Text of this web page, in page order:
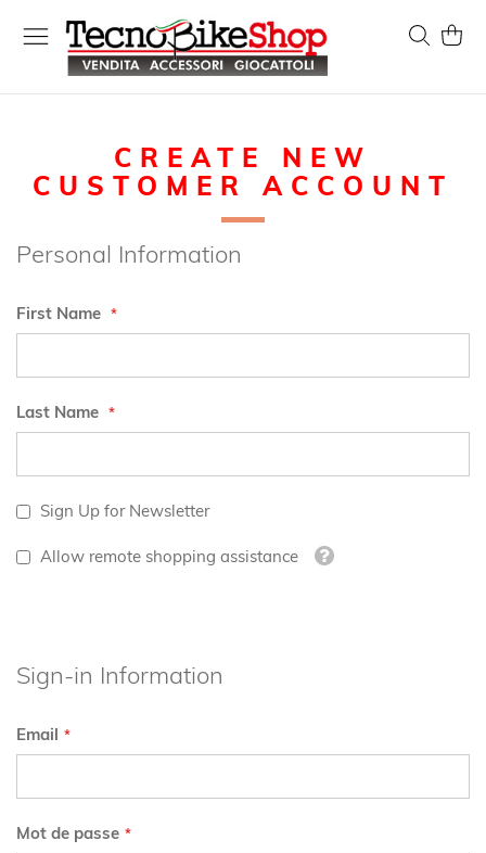
to
Content
My
Search
CREATE NEW
CUSTOMER ACCOUNT
Personal Information
First Name
Last Name
Sign Up for Newsletter
Allow remote shopping assistance Tooltip
Sign-in Information
Email
Mot de passe